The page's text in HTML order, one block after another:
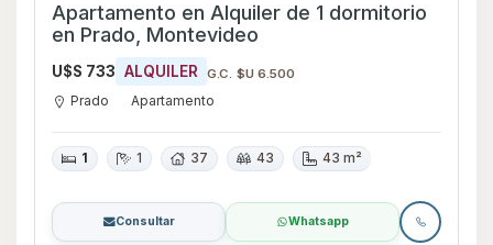
Apartamento en Alquiler de 1 dormitorio
en Prado, Montevideo
U$S 733 ALQUILER G.C. $U 6.500
Prado Apartamento
1 1 37 43 43 m²
Consultar Whatsapp